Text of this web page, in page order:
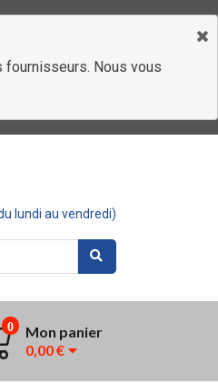
Nous vous
lundi au vendredi)
0
Mon panier
0,00 €